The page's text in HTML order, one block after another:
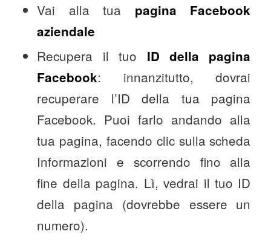
Vai alla tua pagina Facebook
aziendale
Recupera il tuo ID della pagina
Facebook: innanzitutto, dovrai
recuperare l’ID della tua pagina
Facebook. Puoi farlo andando alla
tua pagina, facendo clic sulla scheda
Informazioni e scorrendo fino alla
fine della pagina. Lì, vedrai il tuo ID
della pagina (dovrebbe essere un
numero).